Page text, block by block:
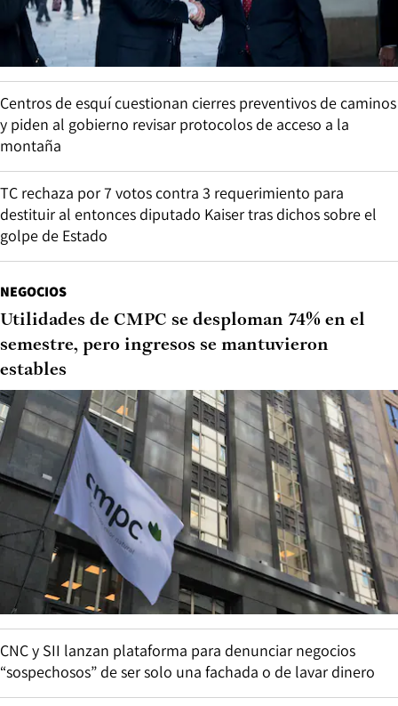
Centros de esquí cuestionan cierres preventivos de caminos
y piden al gobierno revisar protocolos de acceso a la
montaña
TC rechaza por 7 votos contra 3 requerimiento para
destituir al entonces diputado Kaiser tras dichos sobre el
golpe de Estado
NEGOCIOS
Utilidades de CMPC se desploman 74% en el
semestre, pero ingresos se mantuvieron
estables
CNC y SII lanzan plataforma para denunciar negocios
“sospechosos” de ser solo una fachada o de lavar dinero